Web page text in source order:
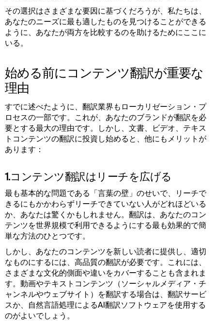
その選択はさまざまな要因に基づくだろうが、私たちは、
あなたのニーズに最も適したものを見つけることができる
ように、あなたが両方を比較するのを助けるためにここに
いる。
始める前にコンテンツ翻訳が重要な
理由
すでに述べたように、翻訳業界もローカリゼーション・プ
ロセスの一部です。これが、あなたのブランドが翻訳を必
要とする最大の理由です。しかし、文書、ビデオ、テキス
トコンテンツの翻訳に投資し始めると、他にもメリットが
あります：
1.コンテンツ翻訳はリーチを広げる
最も基本的な問題である「言葉の壁」のせいで、リーチで
きるにもかかわらずリーチできていない人がどれほどいる
か、あなたは驚くかもしれません。翻訳は、あなたのコン
テンツを世界規模で利用できるようにする最も効果的で簡
単な方法のひとつです。
しかし、あなたのコンテンツを新しい読者に提供し、適切
なものにするには、高品質の翻訳が必要です。これには、
さまざまな文化的側面や違いをカバーすることも含まれま
す。動画やテキストコンテンツ（ソーシャルメディア・チ
ャンネルやウェブサイト）を翻訳する場合は、翻訳サービ
スか、自然言語処理によるAI翻訳ソフトウェアを使用する
のがよいでしょう。